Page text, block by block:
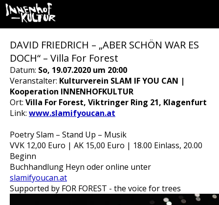
DAVID FRIEDRICH – „ABER SCHÖN WAR ES
DOCH“ – Villa For Forest
Datum: So, 19.07.2020 um 20:00
Veranstalter: Kulturverein SLAM IF YOU CAN |
Kooperation INNENHOFKULTUR
Ort: Villa For Forest, Viktringer Ring 21, Klagenfurt
Link: www.slamifyoucan.at
Poetry Slam – Stand Up – Musik
VVK 12,00 Euro | AK 15,00 Euro | 18.00 Einlass, 20.00
Beginn
Buchhandlung Heyn oder online unter
slamifyoucan.at
Supported by FOR FOREST - the voice for trees